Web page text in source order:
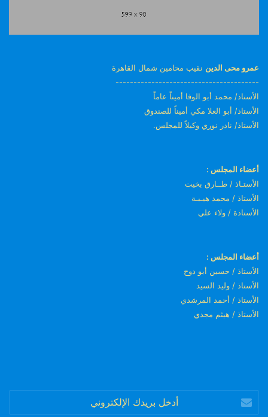
عمرو محى الدين نقيب محامين شمال القاهرة
----------------------------------------
الأستاذ/ محمد أبو الوفا أميناً عاماً
الأستاذ/ أبو العلا مكي أميناً للصندوق
الأستاذ/ نادر نوري وكيلاً للمجلس.
أعضاء المجلس :
الأستـاذ / طــارق بخيت
الأستاذ / محمد هيـبـة
الأستاذة / ولاء علي
أعضاء المجلس :
الأستاذ / حسين أبو دوح
الأستاذ / وليد السيد
الأستاذ / أحمد المرشدي
الأستاذ / هيثم مجدي
بريدك